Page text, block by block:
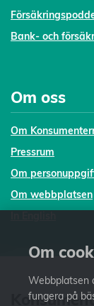
Bank- och
Om oss
Om
Pressrum
Om
Om webbplatsen
Om
Webbplatsen
fungera på